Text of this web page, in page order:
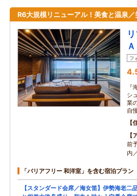
R6大規模リニューアル！美食と温泉
フ
シ
業
自
前
内
「バリアフリー 和洋室」を含む宿泊プラン
【スタンダード会席／海女笛】伊勢海老二